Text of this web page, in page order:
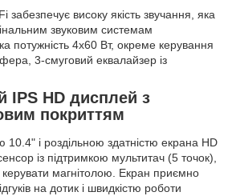
забезпечує високу якість звучання, яка
звуковим системам
потужність 4х60 Вт, окреме керування
3-смуговий еквалайзер із
IPS HD дисплей з
покриттям
10.4" і роздільною здатністю екрана HD
із підтримкою мультитач (5 точок),
магнітолою. Екран приємно
на дотик і швидкістю роботи